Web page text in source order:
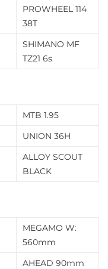
PROWHEEL 114
38T
SHIMANO MF
TZ21 6s
MTB 1.95
UNION 36H
ALLOY SCOUT
BLACK
MEGAMO W:
560mm
AHEAD 90mm